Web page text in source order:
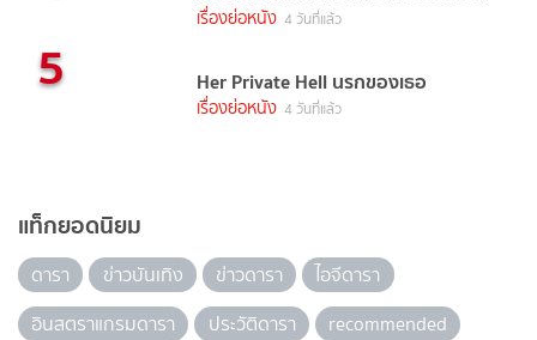
เรื่องย่อหนัง 4 วันที่แล้ว
5 Her Private Hell นรกของเธอ
เรื่องย่อหนัง 4 วันที่แล้ว
แท็กยอดนิยม
ดารา ข่าวบันเทิง ข่าวดารา
ไอจีดารา
อินสตราแกรมดารา
ประวัติดารา
recommended